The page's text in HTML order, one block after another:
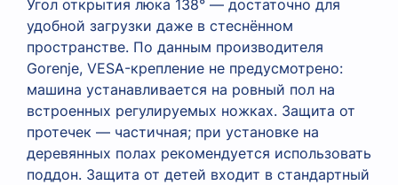
Угол открытия люка 138° — достаточно для
удобной загрузки даже в стеснённом
пространстве. По данным производителя
Gorenje, VESA-крепление не предусмотрено:
машина устанавливается на ровный пол на
встроенных регулируемых ножках. Защита от
протечек — частичная; при установке на
деревянных полах рекомендуется использовать
поддон. Защита от детей входит в стандартный